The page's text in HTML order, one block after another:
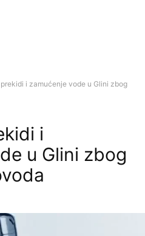
i zamućenje vode u Glini zbog
i
u Glini zbog